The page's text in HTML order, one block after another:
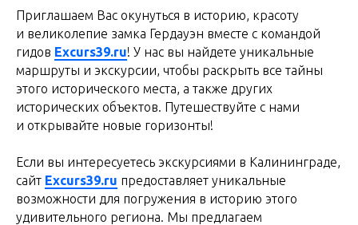
Приглашаем Вас окунуться в историю, красоту
и великолепие замка Гердауэн вместе с командой
гидов Excurs39.ru! У нас вы найдете уникальные
маршруты и экскурсии, чтобы раскрыть все тайны
этого исторического места, а также других
исторических объектов. Путешествуйте с нами
и открывайте новые горизонты!
Если вы интересуетесь экскурсиями в Калининграде,
сайт Excurs39.ru предоставляет уникальные
возможности для погружения в историю этого
удивительного региона. Мы предлагаем